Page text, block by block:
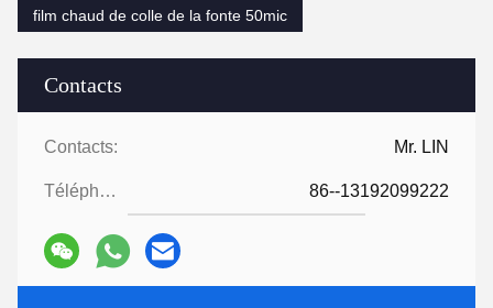
Contacts
Contacts: Mr. LIN
Téléphone: 86--13192099222
film chaud de colle de la fonte 50mic